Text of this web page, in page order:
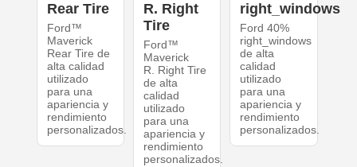
Rear Tire
Ford™
Maverick
Rear Tire de
alta calidad
utilizado
para una
apariencia y
rendimiento
personalizados.
R. Right
Tire
Ford™
Maverick
R. Right Tire
de alta
calidad
utilizado
para una
apariencia y
rendimiento
personalizados.
right_windows
Ford 40%
right_windows
de alta
calidad
utilizado
para una
apariencia y
rendimiento
personalizados.